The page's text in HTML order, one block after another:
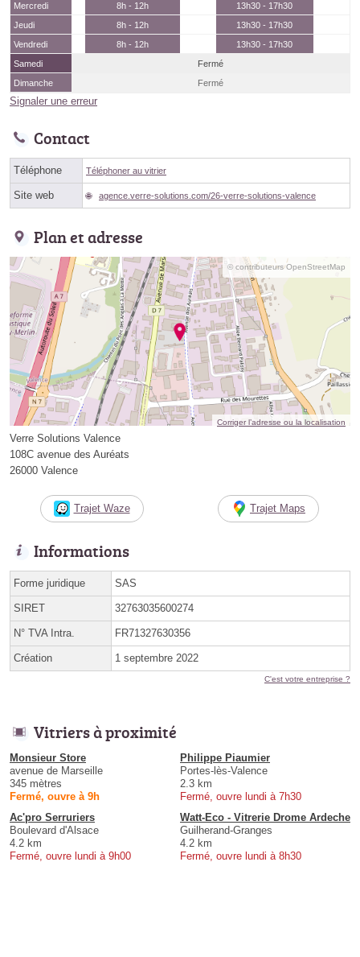
Mercredi
8h - 12h
13h30 - 17h30
Jeudi
8h - 12h
13h30 - 17h30
Vendredi
8h - 12h
13h30 - 17h30
Samedi
Fermé
Dimanche
Fermé
Signaler une erreur
Contact
Téléphone Téléphoner au vitrier
Site web agence.verre-solutions.com/26-verre-solutions-valence
Plan et adresse
© contributeurs OpenStreetMap
Corriger l’adresse ou la localisation
Verre Solutions Valence
108C avenue des Auréats
26000 Valence
Trajet Waze Trajet Maps
Informations
Forme juridique SAS
SIRET 32763035600274
N° TVA Intra. FR71327630356
Création 1 septembre 2022
C'est votre entreprise ?
Vitriers à proximité
Monsieur Store
avenue de Marseille
345 mètres
Fermé, ouvre à 9h
Philippe Piaumier
Portes-lès-Valence
2.3 km
Fermé, ouvre lundi à 7h30
Ac'pro Serruriers
Boulevard d'Alsace
4.2 km
Fermé, ouvre lundi à 9h00
Watt-Eco - Vitrerie Drome Ardeche
Guilherand-Granges
4.2 km
Fermé, ouvre lundi à 8h30